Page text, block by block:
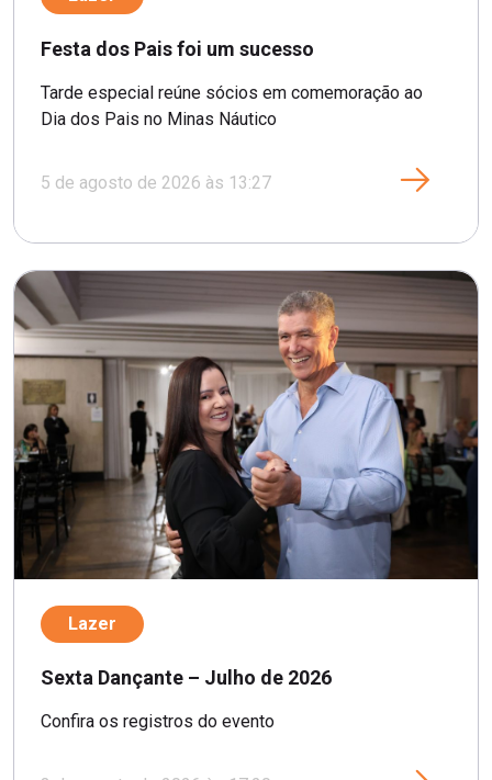
Festa dos Pais foi um sucesso
Tarde especial reúne sócios em comemoração ao
Dia dos Pais no Minas Náutico
5 de agosto de 2026 às 13:27
Lazer
Sexta Dançante – Julho de 2026
Confira os registros do evento